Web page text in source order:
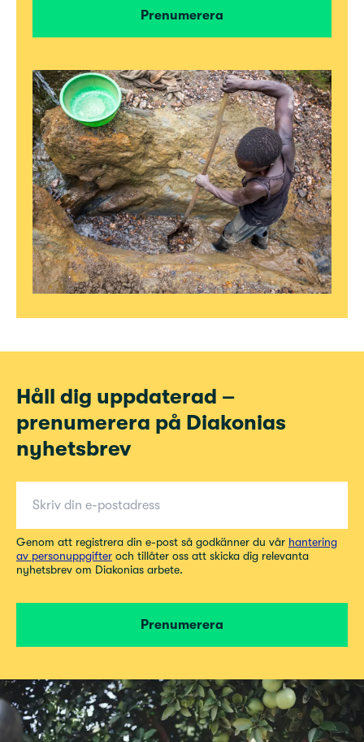
Prenumerera
Håll dig uppdaterad –
prenumerera på Diakonias
nyhetsbrev
E-post för nyhetsbrev
Genom att registrera din e-post så godkänner du vår hantering
av personuppgifter och tillåter oss att skicka dig relevanta
nyhetsbrev om Diakonias arbete.
Prenumerera